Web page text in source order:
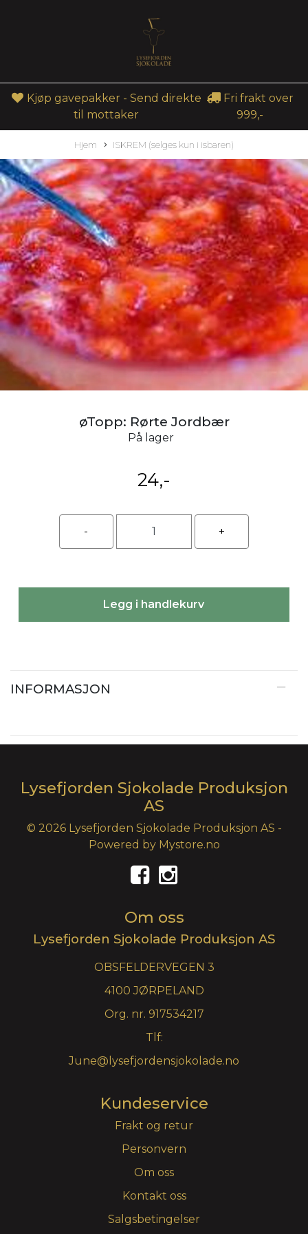
Kjøp gavepakker - Send direkte
til mottaker
Fri frakt over
999,-
Hjem ISKREM (selges kun i isbaren)
øTopp: Rørte Jordbær
På lager
24,-
Legg i handlekurv
INFORMASJON
Lysefjorden Sjokolade Produksjon
AS
© 2026 Lysefjorden Sjokolade Produksjon AS -
Powered by Mystore.no
Om oss
Lysefjorden Sjokolade Produksjon AS
OBSFELDERVEGEN 3
4100 JØRPELAND
Org. nr. 917534217
Tlf:
June@lysefjordensjokolade.no
Kundeservice
Frakt og retur
Personvern
Om oss
Kontakt oss
Salgsbetingelser